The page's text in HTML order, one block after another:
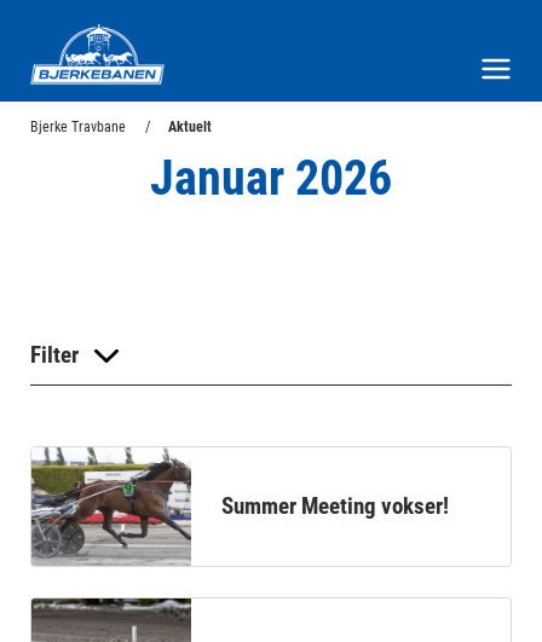
Bjerke Travbane Aktuelt
Januar 2026
Filter
Summer Meeting vokser!